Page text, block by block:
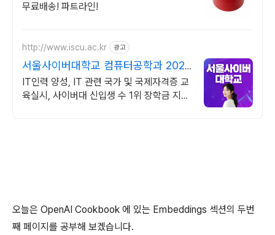
무료배송! 파트라인!
http://www.iscu.ac.kr 광고
서울사이버대학교 컴퓨터공학과 2026
가을학기 신편입생
IT인력 양성, IT 관련 국가 및 국제자격증 교
육실시, 사이버대 신입생 수 1위 장학금 지급
오늘은 OpenAI Cookbook 에 있는 Embeddings 섹션의 두번
째 페이지를 공부해 보겠습니다.